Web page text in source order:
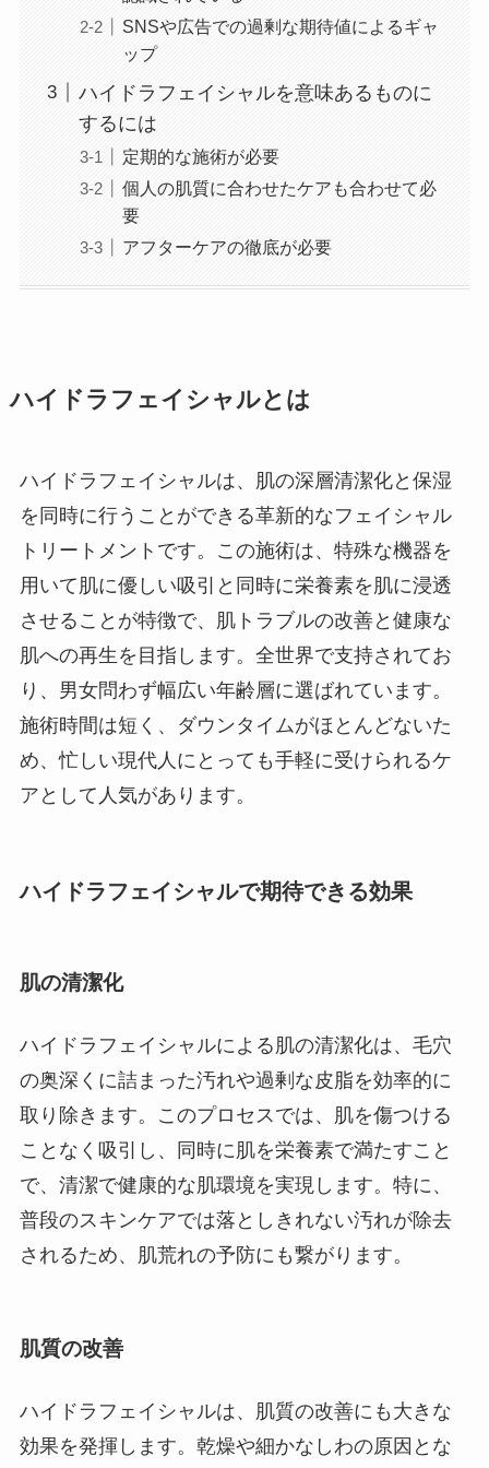
SNSや広告での過剰な期待値によるギャ
ップ
ハイドラフェイシャルを意味あるものに
するには
定期的な施術が必要
個人の肌質に合わせたケアも合わせて必
要
アフターケアの徹底が必要
ハイドラフェイシャルとは
ハイドラフェイシャルは、肌の深層清潔化と保湿
を同時に行うことができる革新的なフェイシャル
トリートメントです。この施術は、特殊な機器を
用いて肌に優しい吸引と同時に栄養素を肌に浸透
させることが特徴で、肌トラブルの改善と健康な
肌への再生を目指します。全世界で支持されてお
り、男女問わず幅広い年齢層に選ばれています。
施術時間は短く、ダウンタイムがほとんどないた
め、忙しい現代人にとっても手軽に受けられるケ
アとして人気があります。
ハイドラフェイシャルで期待できる効果
肌の清潔化
ハイドラフェイシャルによる肌の清潔化は、毛穴
の奥深くに詰まった汚れや過剰な皮脂を効率的に
取り除きます。このプロセスでは、肌を傷つける
ことなく吸引し、同時に肌を栄養素で満たすこと
で、清潔で健康的な肌環境を実現します。特に、
普段のスキンケアでは落としきれない汚れが除去
されるため、肌荒れの予防にも繋がります。
肌質の改善
ハイドラフェイシャルは、肌質の改善にも大きな
効果を発揮します。乾燥や細かなしわの原因とな